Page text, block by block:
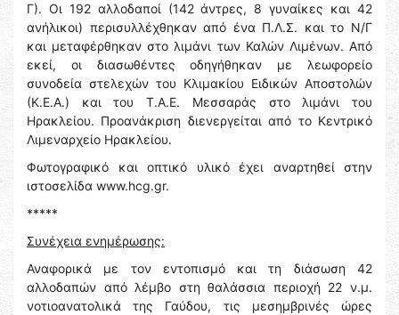
Γ). Οι 192 αλλοδαποί (142 άντρες, 8 γυναίκες και 42
ανήλικοι) περισυλλέχθηκαν από ένα Π.Λ.Σ. και το Ν/Γ
και μεταφέρθηκαν στο λιμάνι των Καλών Λιμένων. Από
εκεί, οι διασωθέντες οδηγήθηκαν με λεωφορείο
συνοδεία στελεχών του Κλιμακίου Ειδικών Αποστολών
(Κ.Ε.Α.) και του Τ.Α.Ε. Μεσσαράς στο λιμάνι του
Ηρακλείου. Προανάκριση διενεργείται από το Κεντρικό
Λιμεναρχείο Ηρακλείου.
Φωτογραφικό και οπτικό υλικό έχει αναρτηθεί στην
ιστοσελίδα www.hcg.gr.
*****
Συνέχεια ενημέρωσης:
Αναφορικά με τον εντοπισμό και τη διάσωση 42
αλλοδαπών από λέμβο στη θαλάσσια περιοχή 22 ν.μ.
νοτιοανατολικά της Γαύδου, τις μεσημβρινές ώρες